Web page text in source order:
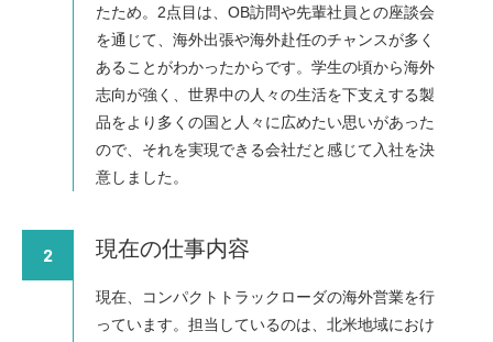
たため。2点目は、OB訪問や先輩社員との座談会
を通じて、海外出張や海外赴任のチャンスが多く
あることがわかったからです。学生の頃から海外
志向が強く、世界中の人々の生活を下支えする製
品をより多くの国と人々に広めたい思いがあった
ので、それを実現できる会社だと感じて入社を決
意しました。
2 現在の仕事内容
現在、コンパクトトラックローダの海外営業を行
っています。担当しているのは、北米地域におけ